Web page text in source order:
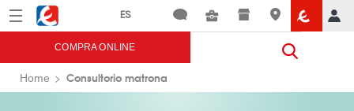
Menú Eroski
COMPRA ONLINE
Home Consultorio matrona